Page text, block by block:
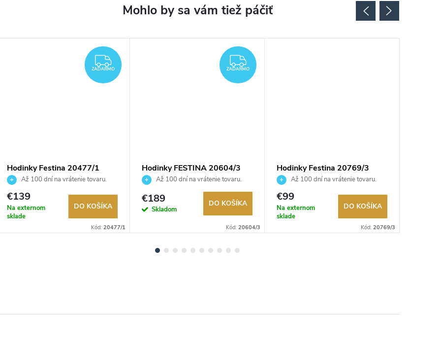
ZADARMO
ZADARMO
Hodinky Festina 20477/1
Až 100 dní na vrátenie tovaru.
Autorizovaný predajca.
€139
Na externom
sklade
DO KOŠÍKA
Kód: 20477/1
ZADARMO
ZADARMO
Hodinky FESTINA 20604/3
Až 100 dní na vrátenie tovaru.
Autorizovaný predajca.
€189
Skladom
DO KOŠÍKA
Kód: 20604/3
Hodinky Festina 20769/3
Až 100 dní na vrátenie tovaru.
Autorizovaný predajca.
€99
Na externom
sklade
DO KOŠÍKA
Kód: 20769/3